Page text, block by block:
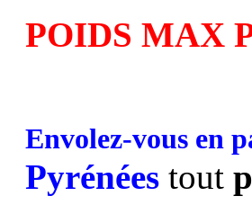
POIDS MAX
Envolez-vous en
Pyrénées tout